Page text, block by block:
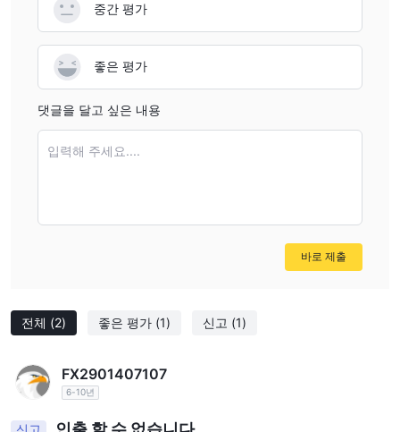
전체 (2) 좋은 평가 (1) 신고 (1)
FX2901407107
6-10년
신고
중간 평가
좋은 평가
댓글을 달고 싶은 내용
입력해 주세요....
바로 제출